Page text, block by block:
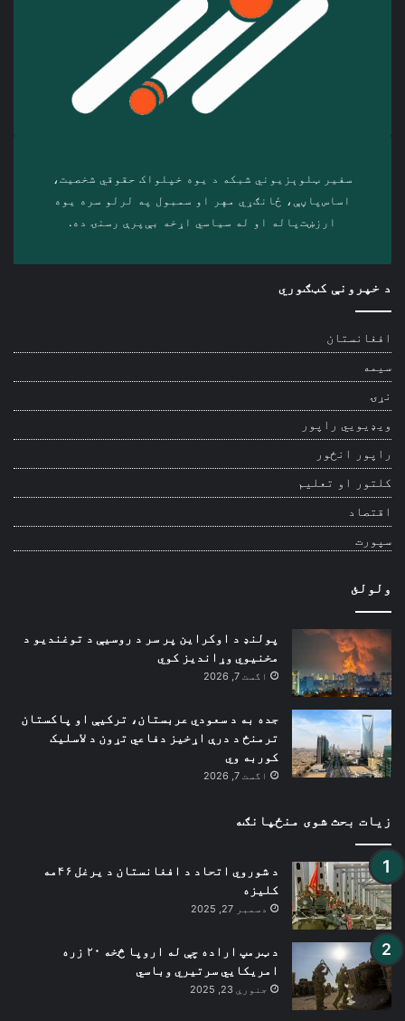
سفیر ټلوېزیوني شبکه د‎ یوه خپلواک حقوقي شخصیت،
اساس‌پاڼې، ځانګړي مهر او سمبول په لرلو سره ‎یوه
ارزښت‌پاله او ‎له سیاسي اړخه بې‌پرې رسنۍ ده.
د خپرونې کټګوري
افغانستان
سیمه
نړۍ
ویډیويي راپور
راپور انځور
کلتور او تعلیم
اقتصاد
سپورت
ولولئ
پولنډ د اوکراین پر سر د روسیې د توغندیو د
مخنیوي وړاندیز کوي
اگست 7, 2026
جده به د سعودي عربستان، ترکیې او پاکستان
ترمنځ د درې اړخیز دفاعي تړون د لاسلیک
کوربه وي
اگست 7, 2026
زیات بحث شوی منځپانګه
د شوروي اتحاد د افغانستان د یرغل ۴۶مه
کلیزه
دسمبر 27, 2025
د ټرمپ اراده چې له اروپا څخه ۲۰ زره
امریکایي سرتیري وباسي
جنوري 23, 2025